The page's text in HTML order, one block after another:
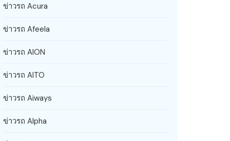
ข่าวรถ Acura
ข่าวรถ Afeela
ข่าวรถ AION
ข่าวรถ AITO
ข่าวรถ Aiways
ข่าวรถ Alpha